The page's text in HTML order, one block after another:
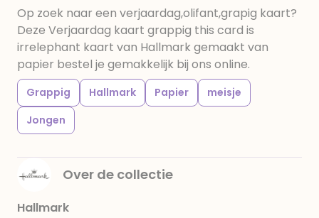
Op zoek naar een verjaardag,olifant,grapig kaart?
Deze Verjaardag kaart grappig this card is
irrelephant kaart van Hallmark gemaakt van
papier bestel je gemakkelijk bij ons online.
Grappig Hallmark Papier
meisje
Jongen
Over de collectie
Hallmark